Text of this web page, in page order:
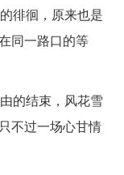
徘徊，原来也是
同一路口的等
的结束，风花雪
不过一场心甘情